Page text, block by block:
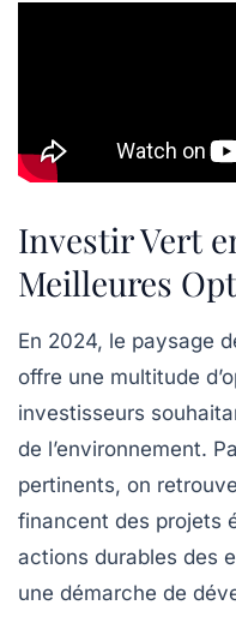
Investir Vert
Meilleures
En 2024, le paysage
offre une multitude
investisseurs
de l’environnement.
pertinents, on
financent des projets
actions durables des
une démarche de